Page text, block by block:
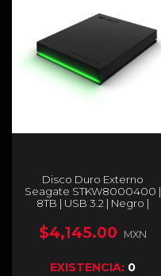
Disco Duro Externo
Seagate STKW8000400 |
8TB | USB 3.2 | Negro |
Liquidación OB
$4,145.00 MXN
EXISTENCIA: 0